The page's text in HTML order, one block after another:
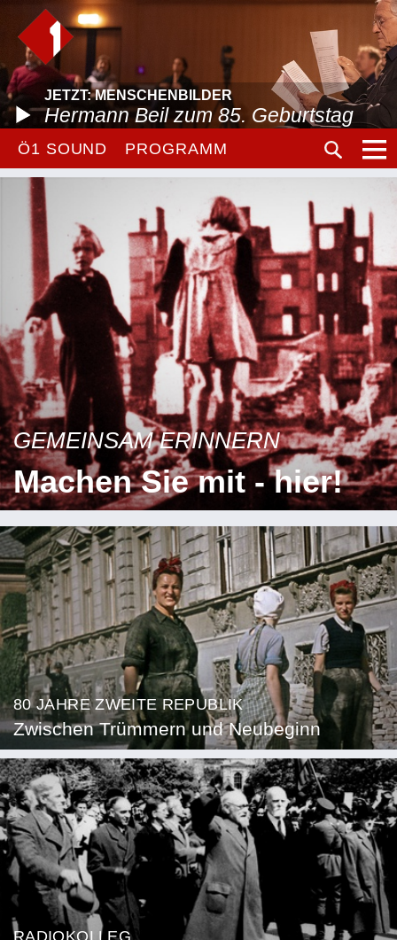
JETZT: MENSCHENBILDER
Hermann Beil zum 85. Geburtstag
Ö1 SOUND PROGRAMM
GEMEINSAM ERINNERN
Machen Sie mit - hier!
80 JAHRE ZWEITE REPUBLIK
Zwischen Trümmern und Neubeginn
RADIOKOLLEG